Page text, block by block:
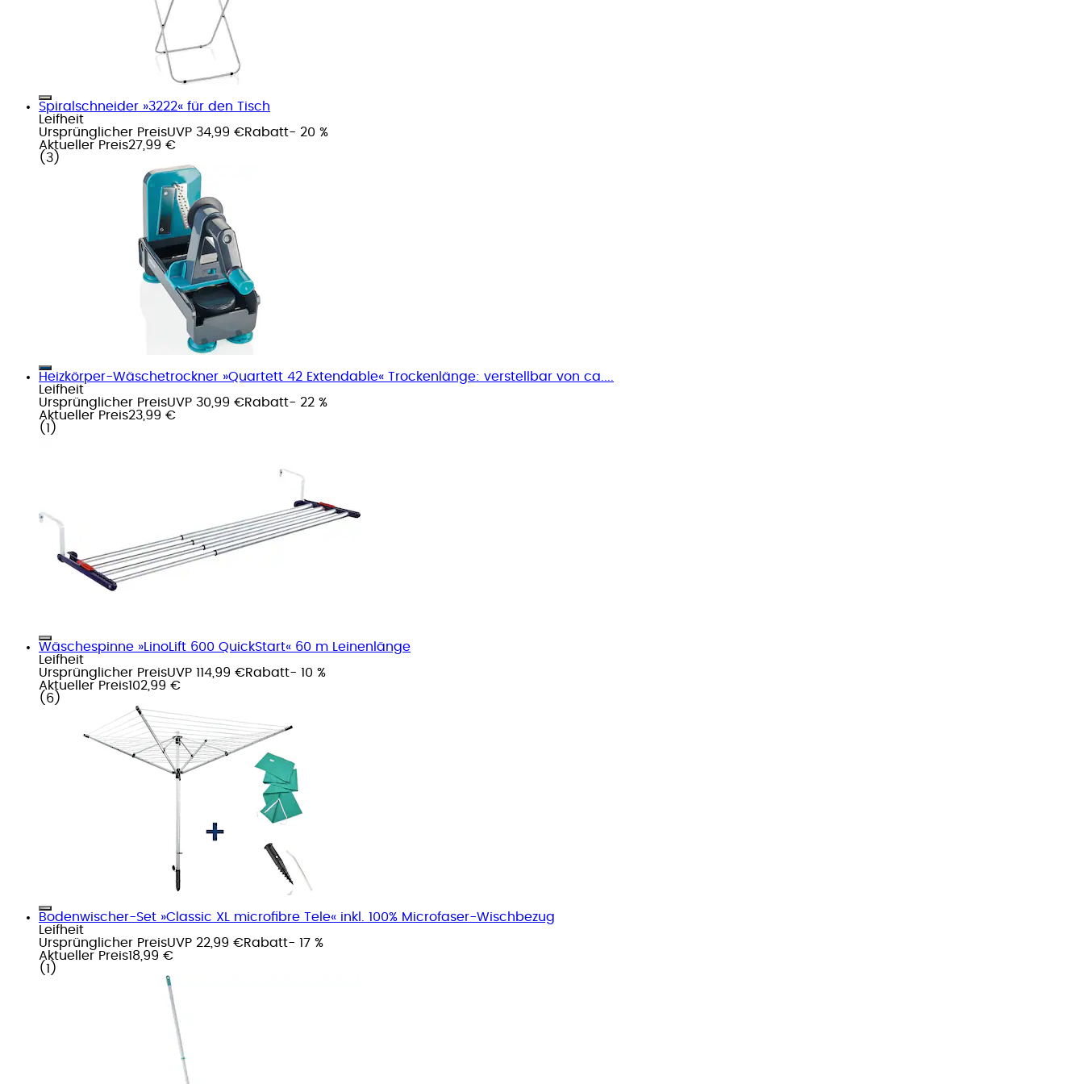
Spiralschneider »3222« für den Tisch
Leifheit
Ursprünglicher PreisUVP 34,99 €Rabatt- 20 %
Aktueller Preis27,99 €
( 3 )
Heizkörper-Wäschetrockner »Quartett 42 Extendable« Trockenlänge: verstellbar von ca....
Leifheit
Ursprünglicher PreisUVP 30,99 €Rabatt- 22 %
Aktueller Preis23,99 €
( 1 )
Wäschespinne »LinoLift 600 QuickStart« 60 m Leinenlänge
Leifheit
Ursprünglicher PreisUVP 114,99 €Rabatt- 10 %
Aktueller Preis102,99 €
( 6 )
Bodenwischer-Set »Classic XL microfibre Tele« inkl. 100% Microfaser-Wischbezug
Leifheit
Ursprünglicher PreisUVP 22,99 €Rabatt- 17 %
Aktueller Preis18,99 €
( 1 )